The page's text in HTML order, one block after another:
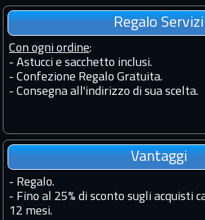
Regalo Servizi
Con ogni ordine:
- Astucci e sacchetto inclusi.
- Confezione Regalo Gratuita.
- Consegna all'indirizzo di sua scelta.
Vantaggi
- Regalo.
- Fino al 25% di sconto sugli acquisti
12 mesi.